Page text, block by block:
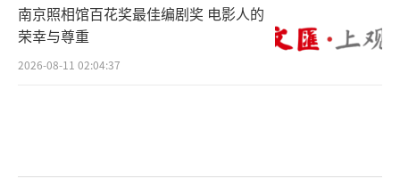
南京照相馆百花奖最佳编剧奖 电影人的
荣幸与尊重
2026-08-11 02:04:37